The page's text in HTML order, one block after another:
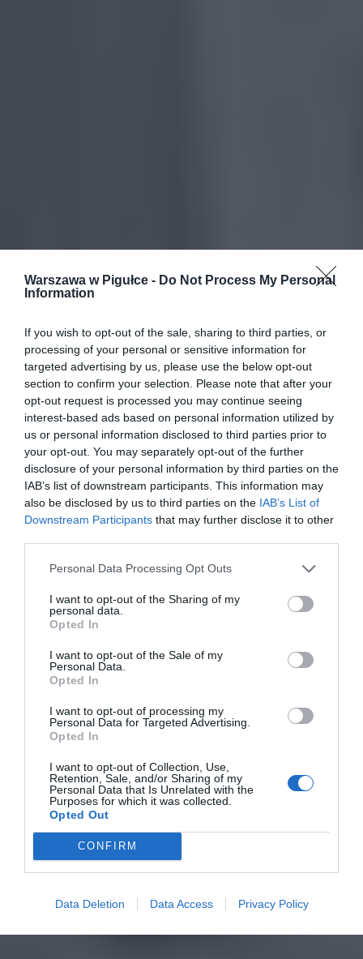
Warszawa w Pigułce - Do Not Process My Personal
Information
If you wish to opt-out of the sale, sharing to third parties, or
processing of your personal or sensitive information for
targeted advertising by us, please use the below opt-out
section to confirm your selection. Please note that after your
opt-out request is processed you may continue seeing
interest-based ads based on personal information utilized by
us or personal information disclosed to third parties prior to
your opt-out. You may separately opt-out of the further
disclosure of your personal information by third parties on the
IAB’s list of downstream participants. This information may
also be disclosed by us to third parties on the IAB’s List of
Downstream Participants that may further disclose it to other
Personal Data Processing Opt Outs
I want to opt-out of the Sharing of my
personal data.
Opted In
I want to opt-out of the Sale of my
Personal Data.
Opted In
I want to opt-out of processing my
Personal Data for Targeted Advertising.
Opted In
I want to opt-out of Collection, Use,
Retention, Sale, and/or Sharing of my
Personal Data that Is Unrelated with the
Purposes for which it was collected.
Opted Out
CONFIRM
Data Deletion Data Access Privacy Policy